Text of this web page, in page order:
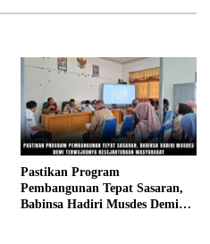
Pastikan Program
Pembangunan Tepat Sasaran,
Babinsa Hadiri Musdes Demi